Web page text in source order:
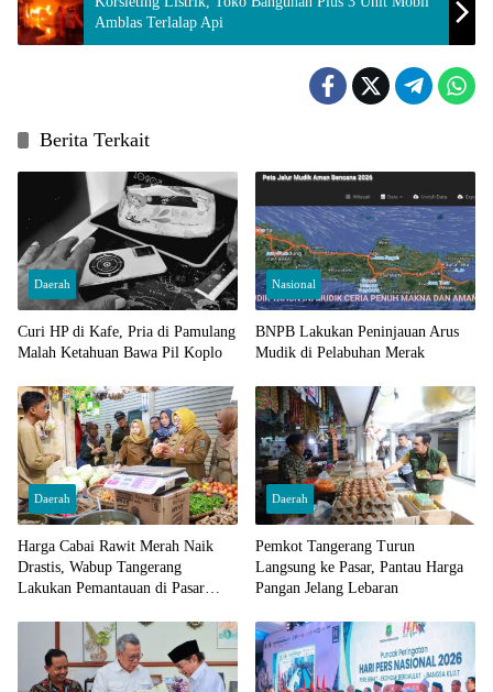
Amblas Terlalap Api
Berita Terkait
Daerah
Curi HP di Kafe, Pria di Pamulang
Malah Ketahuan Bawa Pil Koplo
Nasional
BNPB Lakukan Peninjauan Arus
Mudik di Pelabuhan Merak
Daerah
Harga Cabai Rawit Merah Naik
Drastis, Wabup Tangerang
Lakukan Pemantauan di Pasar
Daerah
Pemkot Tangerang Turun
Langsung ke Pasar, Pantau Harga
Pangan Jelang Lebaran